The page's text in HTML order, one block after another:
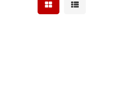
Mostrar resultados
Mostrar